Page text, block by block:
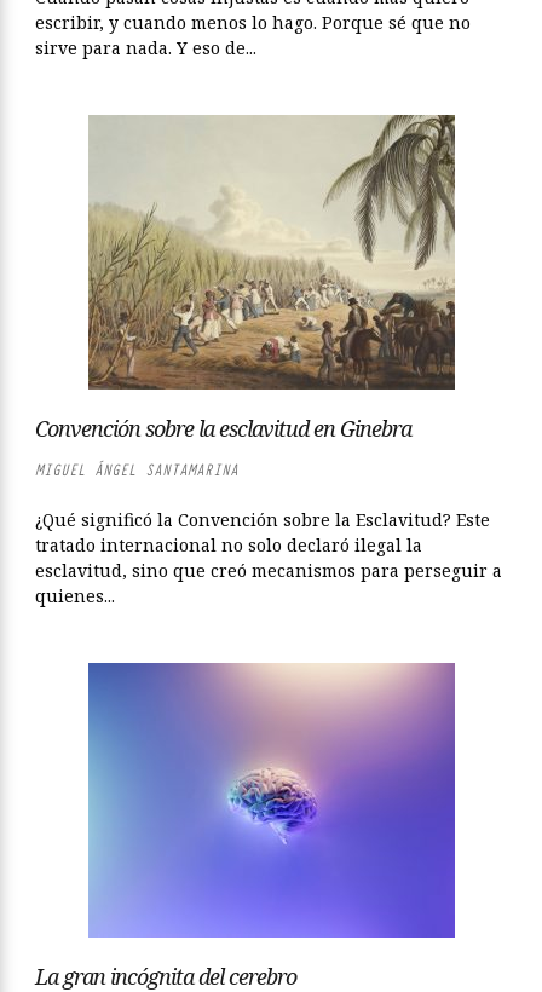
escribir, y cuando menos lo hago. Porque sé que no
sirve para nada. Y eso de...
Convención sobre la esclavitud en Ginebra
MIGUEL ÁNGEL SANTAMARINA
¿Qué significó la Convención sobre la Esclavitud? Este
tratado internacional no solo declaró ilegal la
esclavitud, sino que creó mecanismos para perseguir a
quienes...
La gran incógnita del cerebro